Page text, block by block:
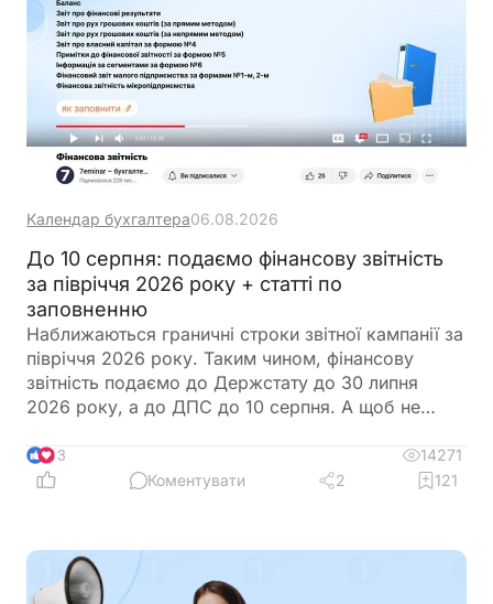
Календар бухгалтера06.08.2026
До 10 серпня: подаємо фінансову звітність
за півріччя 2026 року + статті по
заповненню
Наближаються граничні строки звітної кампанії за
півріччя 2026 року. Таким чином, фінансову
звітність подаємо до Держстату до 30 липня
2026 року, а до ДПС до 10 серпня. А щоб не
одному місці
13
14271
Коментувати
2 121